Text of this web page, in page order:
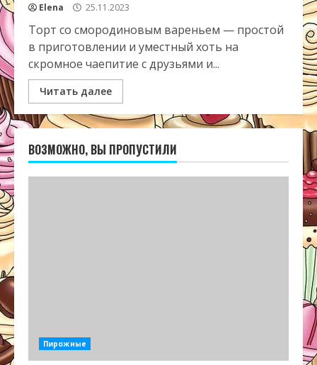
Elena 25.11.2023
Торт со смородиновым вареньем — простой
в приготовлении и уместный хоть на
скромное чаепитие с друзьями и...
Читать далее
ВОЗМОЖНО, ВЫ ПРОПУСТИЛИ
Пирожные